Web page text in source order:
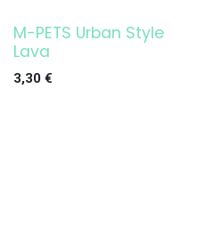
M-PETS Urban Style
Lava
3,30€